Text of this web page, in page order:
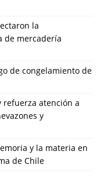
la
de mercadería
de congelamiento de
refuerza atención a
y
y la materia en
de Chile